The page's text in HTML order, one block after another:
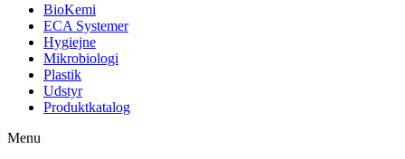
BioKemi
ECA Systemer
Hygiejne
Mikrobiologi
Plastik
Udstyr
Produktkatalog
Menu